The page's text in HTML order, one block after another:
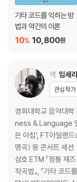
C7코드의 옆으로법칙 48
Chapter : 3 정리 49
기초 이론 50
복습 테스트 51
제4장 구조를 파악하면
「sus4」코드는 ?을 반
「6」코드는 ?를 온음 올
?을 1옥타브 위에서 사
♭5는 ?를 반음 내린다
add9은 ?를 온음 올린
「9」코드는 add9에 ?
다양한 「9」코드 61
기타 코드를 익히는 방
법과 약간의 이론
10,800원
10%
역 임세
관심작
경희대학교 음악대
ness & Language 일
은 아침’, FT아일랜
명곡) 등 콘서트 세션
삼호 ETM 『정통 재즈
작곡법』, 『기타 코